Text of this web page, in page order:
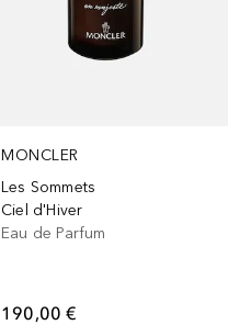
MONCLER
Les Sommets
Ciel d'Hiver
Eau de Parfum
190,00 €